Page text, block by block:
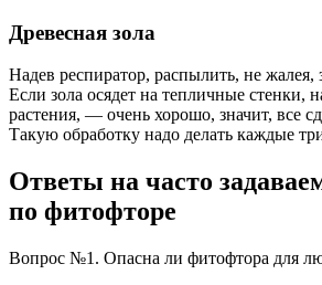
Древесная зола
Надев респиратор, распылить, не жалея,
Если зола осядет на тепличные стенки,
растения, — очень хорошо, значит, все
Такую обработку надо делать каждые
Ответы на часто
по фитофторе
Вопрос №1. Опасна ли фитофтора для